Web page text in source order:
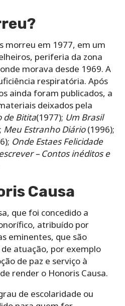
morreu em 1977, em um
periferia da zona
morava desde 1969. A
respiratória. Após
ainda foram publicados, a
deixados pela
de Bitita(1977); Um Brasil
Meu Estranho Diário(1996);
Onde Estaes Felicidade
– Contos inéditos e
Causa
que foi concedido a
atribuído por
eminentes, que são
atuação, por exemplo
de paz e serviço à
render o Honoris Causa.
de escolaridade ou